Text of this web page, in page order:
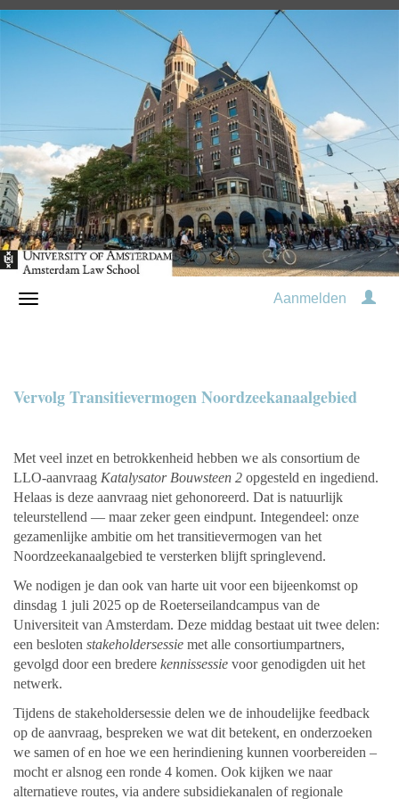
Aanmelden
Vervolg Transitievermogen Noordzeekanaalgebied
Met veel inzet en betrokkenheid hebben we als consortium de
LLO-aanvraag Katalysator Bouwsteen 2 opgesteld en ingediend.
Helaas is deze aanvraag niet gehonoreerd. Dat is natuurlijk
teleurstellend — maar zeker geen eindpunt. Integendeel: onze
gezamenlijke ambitie om het transitievermogen van het
Noordzeekanaalgebied te versterken blijft springlevend.
We nodigen je dan ook van harte uit voor een bijeenkomst op
dinsdag 1 juli 2025 op de Roeterseilandcampus van de
Universiteit van Amsterdam. Deze middag bestaat uit twee delen:
een besloten stakeholdersessie met alle consortiumpartners,
gevolgd door een bredere kennissessie voor genodigden uit het
netwerk.
Tijdens de stakeholdersessie delen we de inhoudelijke feedback
op de aanvraag, bespreken we wat dit betekent, en onderzoeken
we samen of en hoe we een herindiening kunnen voorbereiden –
mocht er alsnog een ronde 4 komen. Ook kijken we naar
alternatieve routes, via andere subsidiekanalen of regionale